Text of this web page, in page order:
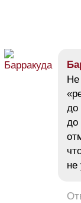
Не
до
до
не